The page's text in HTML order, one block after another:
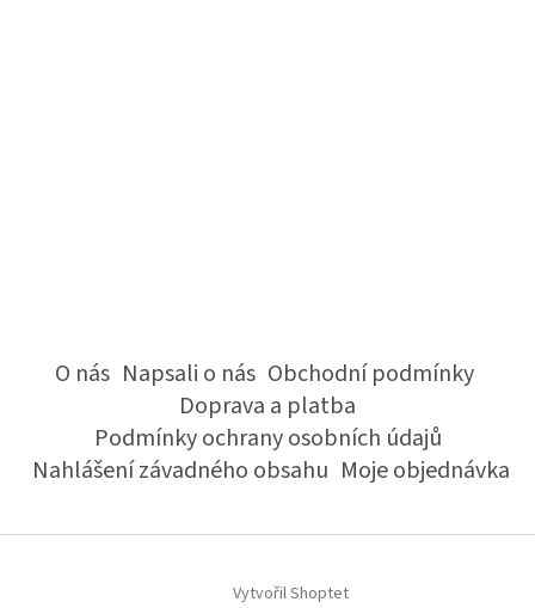
O nás Napsali o nás Obchodní podmínky
Doprava a platba
Podmínky ochrany osobních údajů
Nahlášení závadného obsahu Moje objednávka
Vytvořil Shoptet